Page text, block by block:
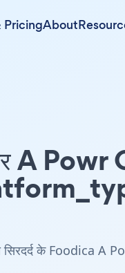
PricingAbout
A Powr
सिरदर्द के Foodica A